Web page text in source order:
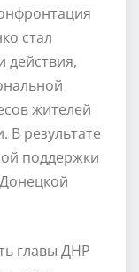
стал
действия,
жителей
В результате
поддержки
главы ДНР